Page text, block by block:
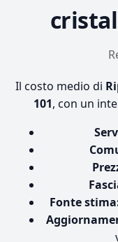
Il costo medio di
101, con un
Fonte